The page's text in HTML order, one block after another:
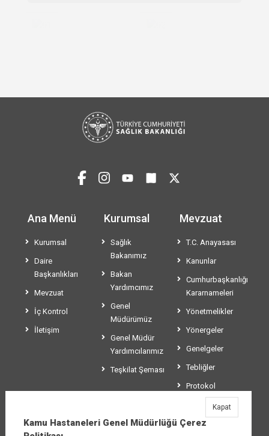
Ana Menü
Kurumsal
Daire
Başkanlıkları
Mevzuat
İç Kontrol
İletişim
Kurumsal
Sağlık
Bakanımız
Bakan
Yardımcımız
Genel
Müdürümüz
Genel Müdür
Yardımcılarımız
Teşkilat Şeması
Mevzuat
T.C. Anayasası
Kanunlar
Cumhurbaşkanlığı
Kararnameleri
Yönetmelikler
Yönergeler
Genelgeler
Tebliğler
Protokol
Sözleşmeler
Usul ve Esaslar
Kamu Hastaneleri Genel Müdürlüğü Çerez
Kapat